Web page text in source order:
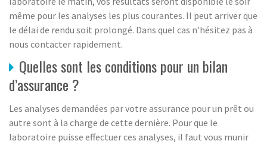
même pour les analyses les plus courantes. Il peut arriver que
le délai de rendu soit prolongé. Dans quel cas n’hésitez pas à
nous contacter rapidement.
Quelles sont les conditions pour un bilan
d’assurance ?
Les analyses demandées par votre assurance pour un prêt ou
autre sont à la charge de cette dernière. Pour que le
laboratoire puisse effectuer ces analyses, il faut vous munir